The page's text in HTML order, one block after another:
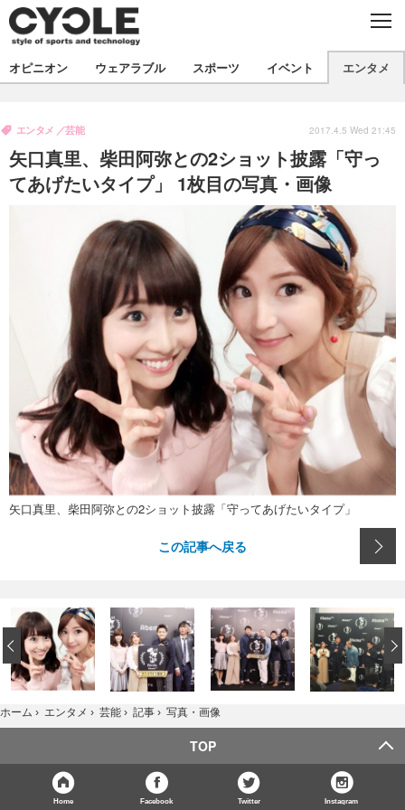
C
O
S
E
製品/用品
衣類
飲食
バックナンバー
コラム
インプレ
ボイス
デバイス
ビジネス
国内
スポーツ
まとめ
選手
写真
動画
試乗会
スポーツ
ツアー
文化
芸能
出版／映画
話題
ファッション
デザイン
写真
動画
社会
政治
ハウツー
オピニオン ウェアラブル スポーツ イベント エンタメ
矢口真里、柴田阿弥との2ショット披露「守っ
てあげたいタイプ」 1枚目の写真・画像
エンタメ 芸能 2017.4.5 Wed 21:45
矢口真里、柴田阿弥との2ショット披露「守ってあげたいタイプ」
この記事へ戻る
‹
ホーム › エンタメ › 芸能 › 記事 › 写真・画像
TOP
Home Facebook Twitter Instagram